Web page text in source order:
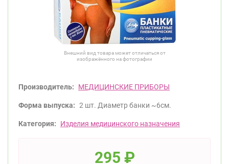
Внешний вид товара может отличаться от
изображённого на фотографии
Производитель: МЕДИЦИНСКИЕ ПРИБОРЫ
Форма выпуска: 2 шт. Диаметр банки ~6см.
Категория: Изделия медицинского назначения
295 ₽